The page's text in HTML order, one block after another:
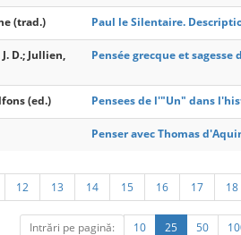
(trad.) Paul le Silentaire.
D.; Jullien,
Pensée grecque et
(ed.) Pensees de l'"Un" dans
Penser avec Thomas
12 13 14 15 16 17 18
Intrări pe pagină: 10 25 50